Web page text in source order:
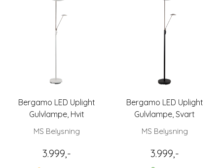
Bergamo LED Uplight
Gulvlampe, Hvit
MS Belysning
3.999,-
Bergamo LED Uplight
Gulvlampe, Svart
MS Belysning
3.999,-